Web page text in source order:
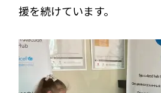
援を続けています。